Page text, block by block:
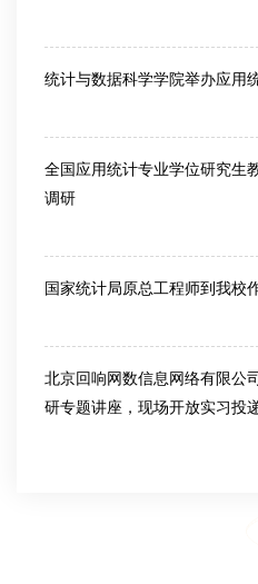
统计与数据科学学院举办应用
全国应用统计专业学位研究生
调研
国家统计局原总工程师到我校
北京回响网数信息网络有限公
研专题讲座，现场开放实习投